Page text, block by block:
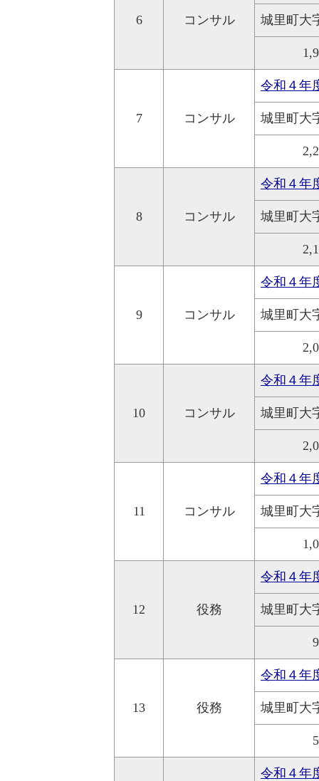
6 コンサル 城里町
7 コンサル
令和４年
城里町大
8 コンサル
令和４年
城里町大
9 コンサル
令和４年
城里町大
10 コンサル
令和４年
城里町
11 コンサル
令和４年
城里町
12 役務
令和４年
城里町
13 役務
令和４年
城里町大
令和４年